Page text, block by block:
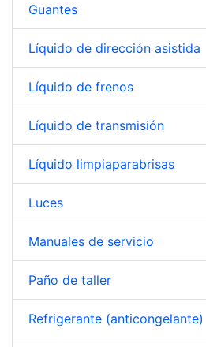
Guantes
Líquido de dirección asistida
Líquido de frenos
Líquido de transmisión
Líquido limpiaparabrisas
Luces
Manuales de servicio
Paño de taller
Refrigerante (anticongelante)